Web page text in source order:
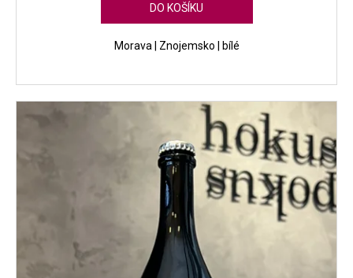
DO KOŠÍKU
Morava | Znojemsko | bílé